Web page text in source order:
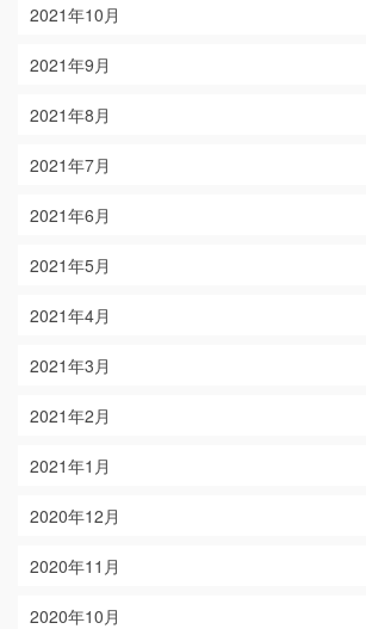
2021年10月
2021年9月
2021年8月
2021年7月
2021年6月
2021年5月
2021年4月
2021年3月
2021年2月
2021年1月
2020年12月
2020年11月
2020年10月